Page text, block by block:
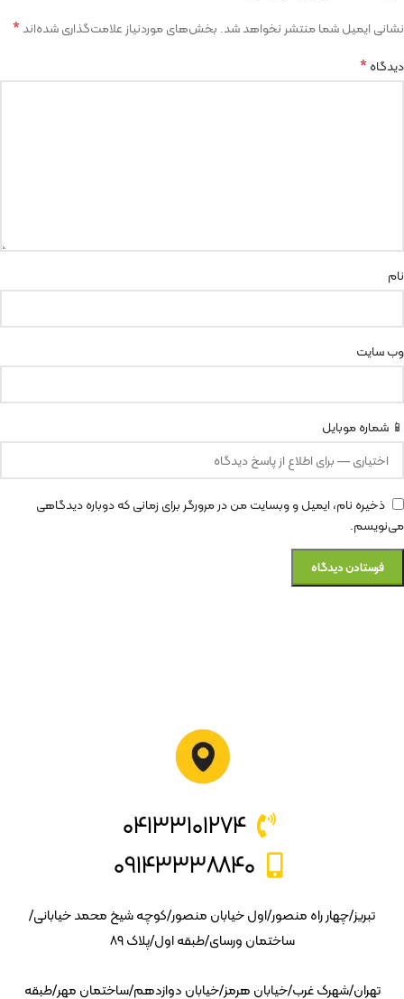
نشانی ایمیل شما منتشر نخواهد شد. بخش‌های موردنیاز علامت‌گذاری شده‌اند*
دیدگاه*
نام
وب‌ سایت
📱 شماره موبایل
ذخیره نام، ایمیل و وبسایت من در مرورگر برای زمانی که دوباره دیدگاهی
می‌نویسم.
۰۴۱۳۳۱۰۱۲۷۴
۰۹۱۴۳۳۳۸۸۴۰
تبریز/چهار راه منصور/اول خیابان منصور/کوچه شیخ محمد خیابانی/
ساختمان ورسای/طبقه اول/پلاک ۸۹
تهران/شهرک غرب/خیابان هرمز/خیابان دوازدهم/ساختمان مهر/طبقه